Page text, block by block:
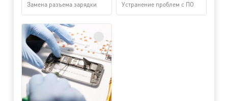
Замена разъема зарядки Устранение проблем с ПО